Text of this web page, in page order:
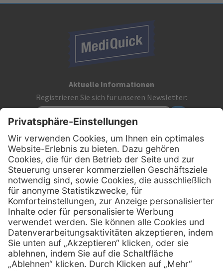
Aktuelle Informationen
Registrieren Sie sich für unseren Newsletter:
Kontakt
MediQuick Arzt- und Krankenhausbedarfshandel GmbH
Hans-Wunderlich-Straße 7
D-49078 Osnabrück
Telefon:0800 - 633 43 66
E-Mail: info @ mediquick.de
Services Hilfe